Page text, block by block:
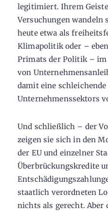
legitimiert. Ihrem
Versuchungen wandeln
heute etwa als
Klimapolitik oder –
Primats der Politik – im
von
damit eine
Unternehmenssektors
Und schließlich – der
zeigen sie sich in den
der EU und einzelner
Überbrückungskredite
staatlich verordneten
nichts als gerecht. Aber